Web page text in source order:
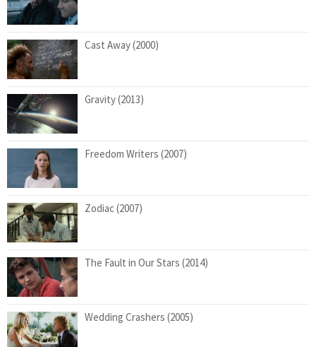
Cast Away (2000)
Gravity (2013)
Freedom Writers (2007)
Zodiac (2007)
The Fault in Our Stars (2014)
Wedding Crashers (2005)